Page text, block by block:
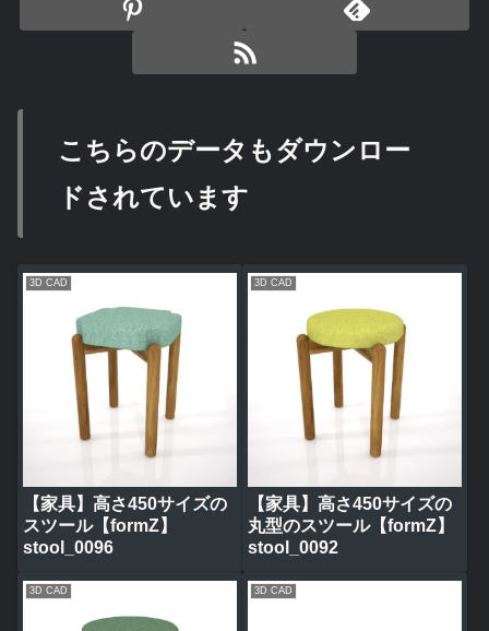
こちらのデータもダウンロー
ドされています
3D CAD
【家具】高さ450サイズの
スツール【formZ】
stool_0096
3D CAD
【家具】高さ450サイズの
丸型のスツール【formZ】
stool_0092
3D CAD 3D CAD